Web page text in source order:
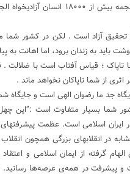
پاریس؛که هنوز هم جمجمه
آزاد است . لکن در کشور
باید به زندان برود، اما اهانت به
؛ قیاس آفتاب است با ضلالت .
اثری از شما ناپاکان نخواهد ماند .
جد ما رضوان الهی است و جایگاه
شما بسیار متفاوت است :”این
ایران اسلامی است. عظمت
در انقلابهای بزرگی همچون
گرفته از ایمان اسلامی و
و پیشرفت در همه‌ی عرصه‌ها رسانید. ”